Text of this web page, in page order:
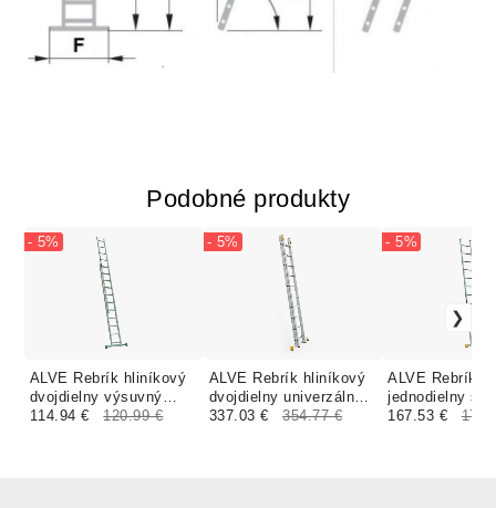
Podobné produkty
ALVE Rebrík hliníkový
dvojdielny výsuvný
7207 PROFI
- 5%
114.94 € 120.99 €
ALVE Rebrík hliníkový
dvojdielny univerzálny
8516 PROFI PLUS
- 5%
337.03 € 354.77 €
ALVE Rebrík
jednodielny so
stabilizátorom
- 5%
167.53 €